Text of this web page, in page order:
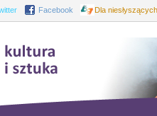
Facebook Dla niesłyszących